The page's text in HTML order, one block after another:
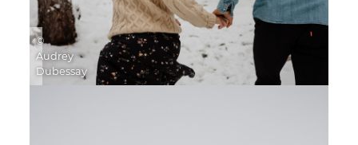
©
Audrey
Dubessay